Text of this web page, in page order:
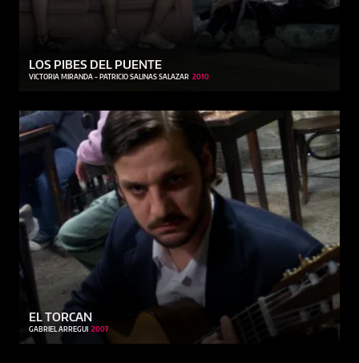
LOS PIBES DEL PUENTE
VICTORIA MIRANDA - PATRICIO SALINAS SALAZAR 2010
EL TORCAN
GABRIEL ARREGUI 2007